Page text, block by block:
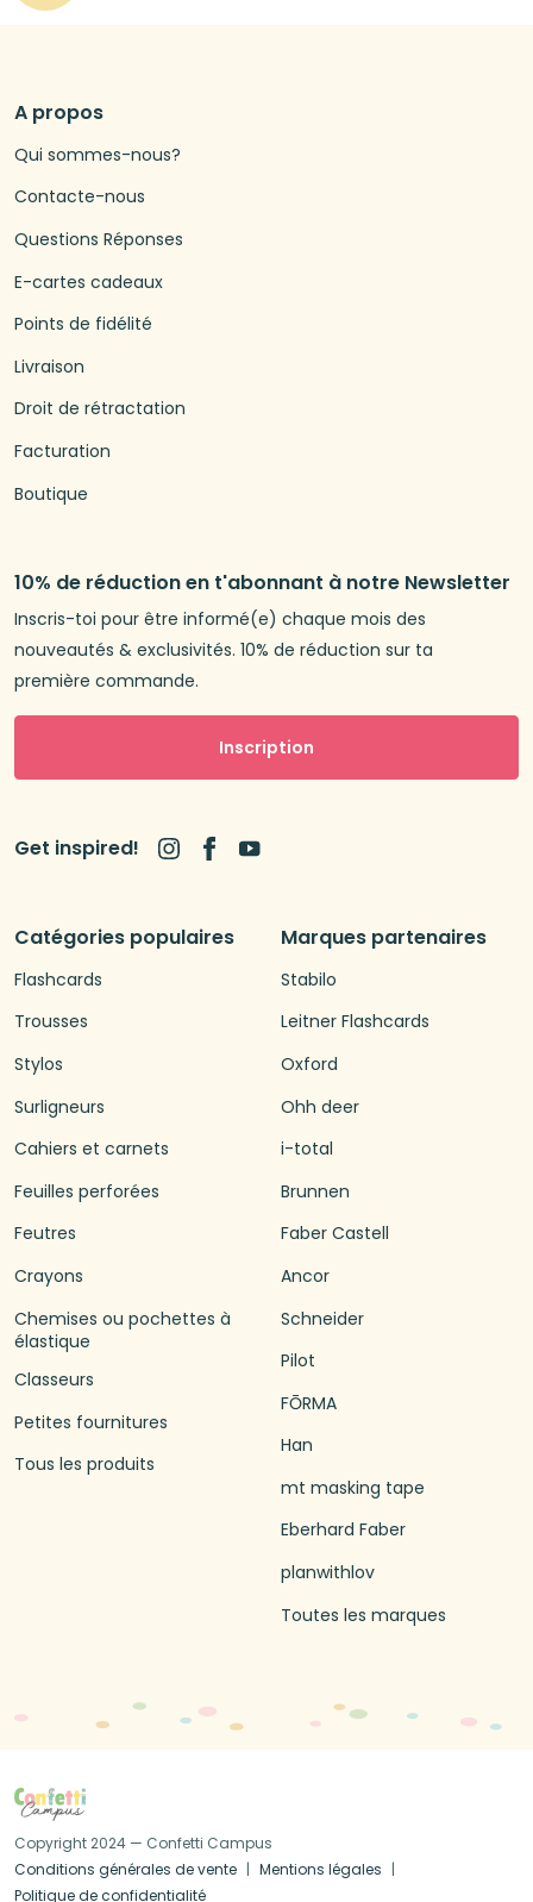
Catégories populaires
Flashcards
Trousses
Stylos
Surligneurs
Cahiers et carnets
Feuilles perforées
Feutres
Crayons
Chemises ou pochettes à
élastique
Classeurs
Petites fournitures
Tous les produits
Marques partenaires
Stabilo
Leitner Flashcards
Oxford
Ohh deer
i-total
Brunnen
Faber Castell
Ancor
Schneider
Pilot
FŌRMA
Han
mt masking tape
Eberhard Faber
planwithlov
Toutes les marques
A propos
Qui sommes-nous?
Contacte-nous
Questions Réponses
E-cartes cadeaux
Points de fidélité
Livraison
Droit de rétractation
Facturation
Boutique
10% de réduction en t'abonnant à notre Newsletter
Inscris-toi pour être informé(e) chaque mois des
nouveautés & exclusivités. 10% de réduction sur ta
première commande.
Inscription
Get inspired!
Copyright 2024 — Confetti Campus
Conditions générales de vente
Mentions légales
Politique de confidentialité